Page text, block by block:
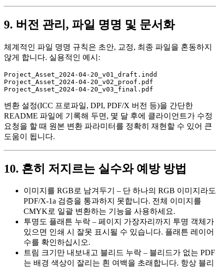
9. 버전 관리, 파일 명명 및 문서화
체계적인 파일 명명 규칙은 초안, 교정, 최종 파일을 혼동하지
않게 합니다. 실용적인 예시:
Project_Asset_2024-04-20_v01_draft.indd
Project_Asset_2024-04-20_v02_proof.pdf
변환 설정(ICC 프로파일, DPI, PDF/X 버전 등)을 간단한
README 파일에 기록해 두면, 몇 달 후에 클라이언트가 수정
요청을 할 때 원본 변환 파라미터를 정확히 재현할 수 있어 큰
도움이 됩니다.
10. 흔히 저지르는 실수와 예방 방법
이미지를 RGB로 남겨두기
– 단 하나의 RGB 이미지라도
PDF/X‑1a 검증을 통과하지 못합니다. 전체 이미지를
CMYK로 일괄 변환하는 기능을 사용하세요.
투명도 플래튼 누락 – 페이지 가장자리까지 투명 객체가
있으면 인쇄 시 잘못 표시될 수 있습니다. 플래튼 레이어
수를 확인하십시오.
트림 크기만 내보내고 블리드 누락 – 블리드가 없는 PDF
는 배경 색상이 잘리는 흰 여백을 초래합니다. 항상 블리